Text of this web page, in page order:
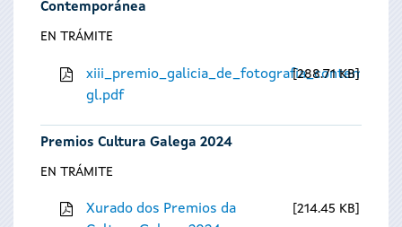
Contemporánea
EN TRÁMITE
gl.pdf
288.71 KB
Premios Cultura Galega 2024
EN TRÁMITE
Xurado dos Premios da
214.45 KB